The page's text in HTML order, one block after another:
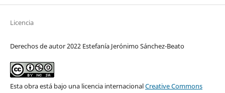
Licencia
Derechos de autor 2022 Estefanía Jerónimo Sánchez-Beato
Esta obra está bajo una licencia internacionalCreative Commons